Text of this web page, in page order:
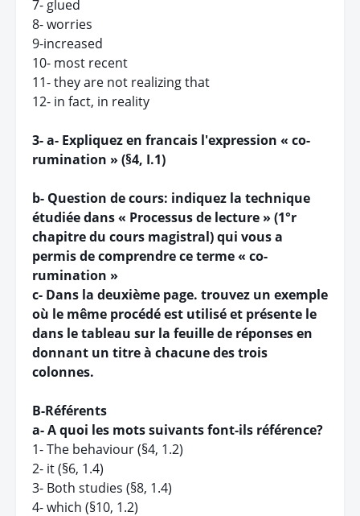
7- glued
8- worries
9-increased
10- most recent
11- they are not realizing that
12- in fact, in reality
3- a- Expliquez en francais l'expression « co-
rumination » (§4, I.1)
b- Question de cours: indiquez la technique
étudiée dans « Processus de lecture » (1°r
chapitre du cours magistral) qui vous a
permis de comprendre ce terme « co-
rumination »
c- Dans la deuxième page. trouvez un exemple
où le même procédé est utilisé et présente le
dans le tableau sur la feuille de réponses en
donnant un titre à chacune des trois
colonnes.
B-Référents
a- A quoi les mots suivants font-ils référence?
1- The behaviour (§4, 1.2)
2- it (§6, 1.4)
3- Both studies (§8, 1.4)
4- which (§10, 1.2)